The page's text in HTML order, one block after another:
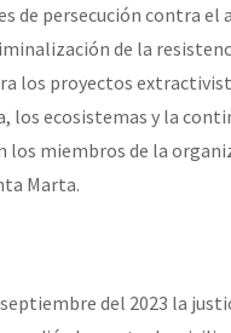
de persecución contra el
de la
los proyectos
los ecosistemas y la
los miembros de la
Marta.
septiembre del 2023 la